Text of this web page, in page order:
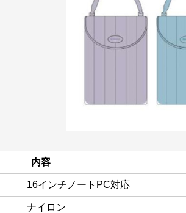
内容
16インチノートPC対応
ナイロン